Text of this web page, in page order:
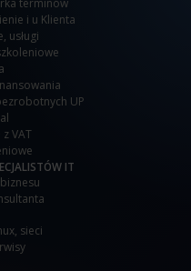
terminów
i u Klienta
usługi
UP
VAT
IT
sieci